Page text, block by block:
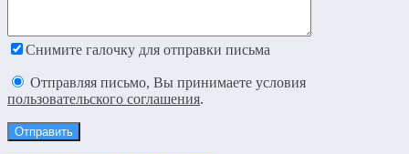
Снимите галочку для отправки письма
Отправляя письмо, Вы принимаете условия
пользовательского соглашения.